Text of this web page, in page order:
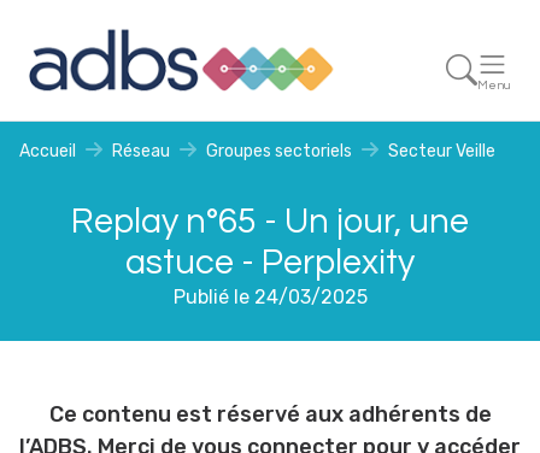
Menu
Accueil Réseau Groupes sectoriels Secteur Veille
Replay n°65 - Un jour, une
astuce - Perplexity
Publié le 24/03/2025
Ce contenu est réservé aux adhérents de
l’ADBS. Merci de vous connecter pour y accéder